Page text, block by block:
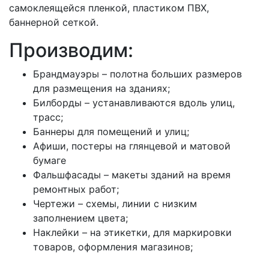
самоклеящейся пленкой, пластиком ПВХ,
баннерной сеткой.
Производим:
Брандмауэры – полотна больших размеров
для размещения на зданиях;
Билборды – устанавливаются вдоль улиц,
трасс;
Баннеры для помещений и улиц;
Афиши, постеры на глянцевой и матовой
бумаге
Фальшфасады – макеты зданий на время
ремонтных работ;
Чертежи – схемы, линии с низким
заполнением цвета;
Наклейки – на этикетки, для маркировки
товаров, оформления магазинов;